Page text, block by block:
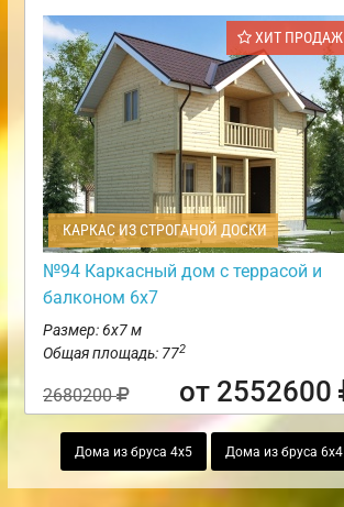
ХИТ ПРОДАЖ
КАРКАС ИЗ СТРОГАНОЙ ДОСКИ
№94 Каркасный дом с террасой и
балконом 6х7
Размер: 6х7 м
Общая площадь: 772
2680200 от 2552600
Дома из бруса 4х5 Дома из бруса 6х4